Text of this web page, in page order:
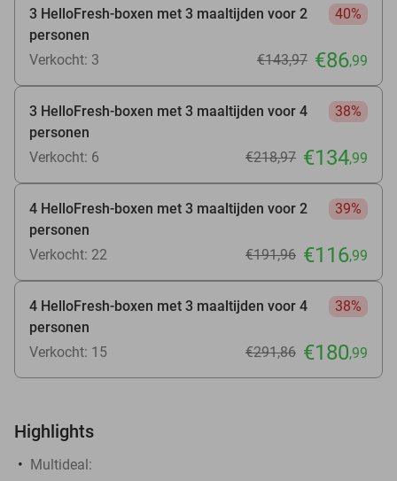
3 HelloFresh-boxen met 3 maaltijden voor 2
personen
40%
Verkocht: 3 €143,97 €86,99
3 HelloFresh-boxen met 3 maaltijden voor 4
personen
38%
Verkocht: 6 €218,97 €134,99
4 HelloFresh-boxen met 3 maaltijden voor 2
personen
39%
Verkocht: 22 €191,96 €116,99
4 HelloFresh-boxen met 3 maaltijden voor 4
personen
38%
Verkocht: 15 €291,86 €180,99
Highlights
Multideal: